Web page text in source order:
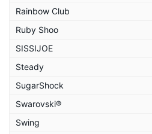
Rainbow Club
Ruby Shoo
SISSIJOE
Steady
SugarShock
Swarovski®
Swing